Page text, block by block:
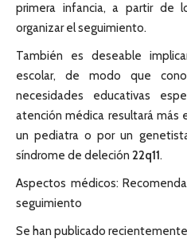
primera infancia, a partir de
organizar el seguimiento.
También es deseable
escolar, de modo que
necesidades educativas
atención médica resultará más
un pediatra o por un
síndrome de deleción 22q11.
Aspectos médicos:
seguimiento
Se han publicado